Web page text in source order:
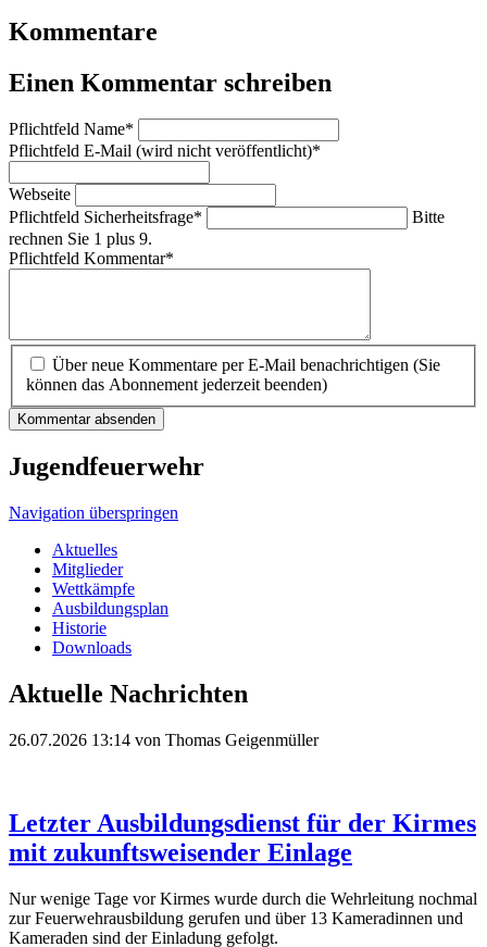
Kommentare
Einen Kommentar schreiben
Pflichtfeld Name*
Pflichtfeld E-Mail (wird nicht veröffentlicht)*
Webseite
Pflichtfeld Sicherheitsfrage*
Bitte
rechnen Sie 1 plus 9.
Pflichtfeld Kommentar*
Über neue Kommentare per E-Mail benachrichtigen (Sie
können das Abonnement jederzeit beenden)
Kommentar absenden
Jugendfeuerwehr
Navigation überspringen
Aktuelles
Mitglieder
Wettkämpfe
Ausbildungsplan
Historie
Downloads
Aktuelle Nachrichten
26.07.2026 13:14 von Thomas Geigenmüller
Letzter Ausbildungsdienst für der Kirmes
mit zukunftsweisender Einlage
Nur wenige Tage vor Kirmes wurde durch die Wehrleitung nochmal
zur Feuerwehrausbildung gerufen und über 13 Kameradinnen und
Kameraden sind der Einladung gefolgt.